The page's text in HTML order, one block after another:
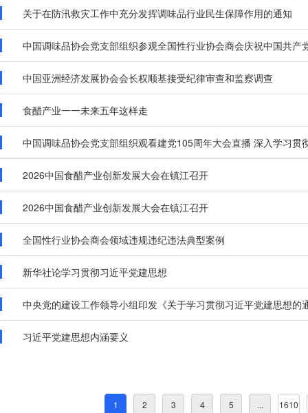
关于在防汛救灾工作中充分发挥调味品行业民生保障作用的通知
中国调味品协会党支部组织参观全国性行业协会商会庆祝中国共产
中国亚洲经济发展协会会长权顺基接受纪律审查和监察调查
食醋产业一一未来五年这样走
中国调味品协会党支部组织观看建党105周年大会直播 深入学习贯
2026中国食醋产业创新发展大会在镇江召开
2026中国食醋产业创新发展大会在镇江召开
全国性行业协会商会领域违规违纪违法典型案例
新华社论学习贯彻习近平党建思想
中央党的建设工作领导小组印发《关于学习贯彻习近平党建思想的
习近平党建思想内涵要义
1 2 3 4 5 ... 1610